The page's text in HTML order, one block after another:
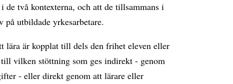
de två kontexterna, och att de tillsammans i
på utbildade yrkesarbetare.
lära är kopplat till dels den frihet eleven eller
vilken stöttning som ges indirekt - genom
- eller direkt genom att lärare eller